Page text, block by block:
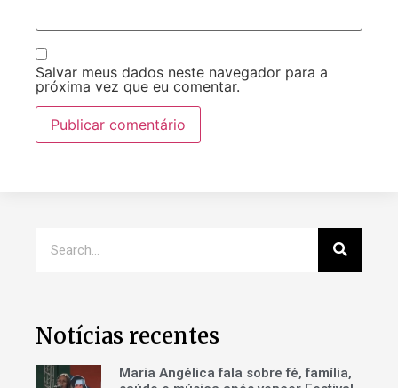
Salvar meus dados neste navegador para a
próxima vez que eu comentar.
Notícias recentes
Maria Angélica fala sobre fé, família,